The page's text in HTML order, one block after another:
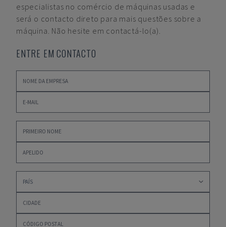
especialistas no comércio de máquinas usadas e
será o contacto direto para mais questões sobre a
máquina. Não hesite em contactá-lo(a).
ENTRE EM CONTACTO